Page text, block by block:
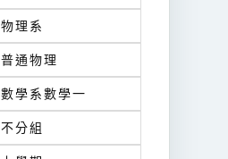
物理系
普通物理
數學系數學一
不分組